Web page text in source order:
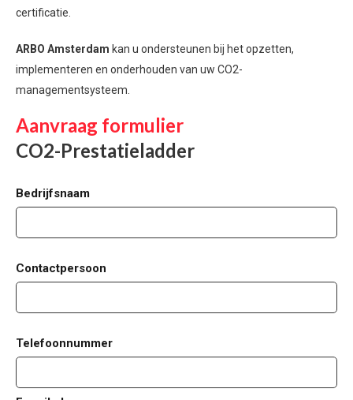
certificatie.
ARBO Amsterdam kan u ondersteunen bij het opzetten,
implementeren en onderhouden van uw CO2-
managementsysteem.
Aanvraag formulier
CO2-Prestatieladder
Bedrijfsnaam
Contactpersoon
Telefoonnummer